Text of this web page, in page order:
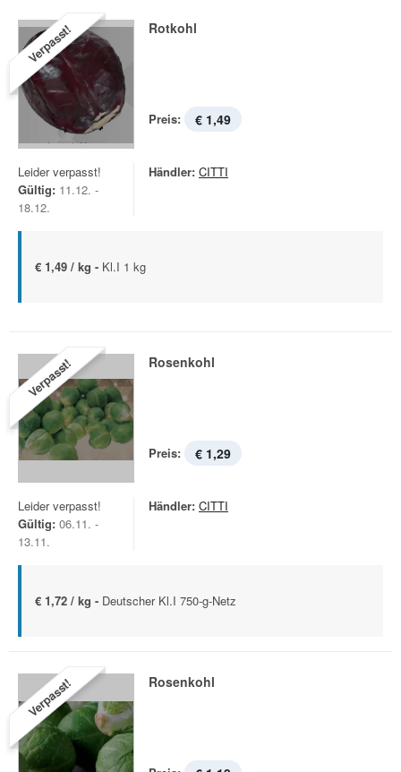
Verpasst! Rotkohl
Preis: € 1,49
Leider verpasst!
Gültig: 11.12. -
18.12.
Händler: CITTI
€ 1,49 / kg - Kl.I 1 kg
Verpasst! Rosenkohl
Preis: € 1,29
Leider verpasst!
Gültig: 06.11. -
13.11.
Händler: CITTI
€ 1,72 / kg - Deutscher Kl.I 750-g-Netz
Verpasst! Rosenkohl